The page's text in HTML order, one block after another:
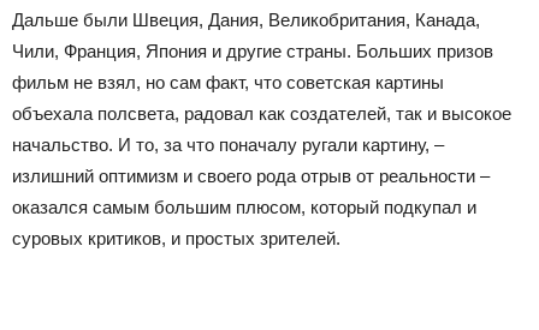
Дальше были Швеция, Дания, Великобритания, Канада,
Чили, Франция, Япония и другие страны. Больших призов
фильм не взял, но сам факт, что советская картины
объехала полсвета, радовал как создателей, так и высокое
начальство. И то, за что поначалу ругали картину, –
излишний оптимизм и своего рода отрыв от реальности –
оказался самым большим плюсом, который подкупал и
суровых критиков, и простых зрителей.